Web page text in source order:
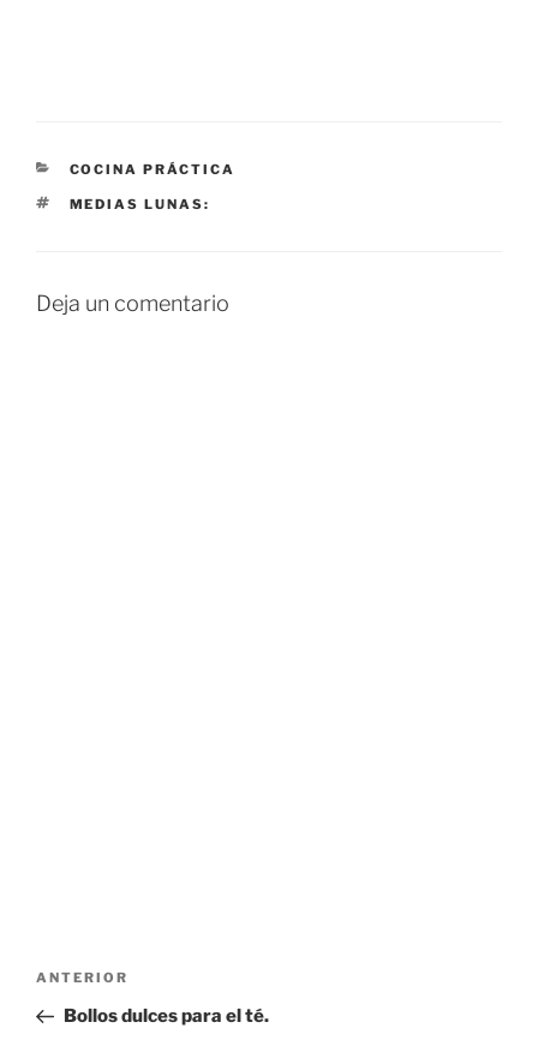
CATEGORÍAS
COCINA PRÁCTICA
ETIQUETAS
MEDIAS LUNAS:
Deja un comentario
Navegación
entradas
Entrada
anterior:
ANTERIOR
Bollos dulces para el té.